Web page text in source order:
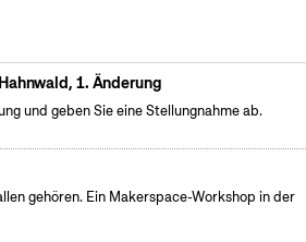
1. Änderung
und geben Sie eine Stellungnahme ab.
gehören. Ein Makerspace-Workshop in der